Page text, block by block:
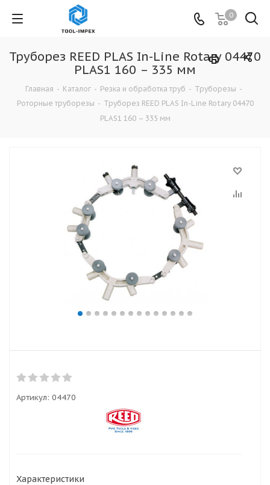
0
Труборез REED PLAS In-Line Rotary 04470
PLAS1 160 – 335 мм
Главная - Каталог - Резка и обработка труб - Труборезы -
Роторные труборезы - Труборез REED PLAS In-Line Rotary 04470
PLAS1 160 – 335 мм
Артикул: 04470
Характеристики